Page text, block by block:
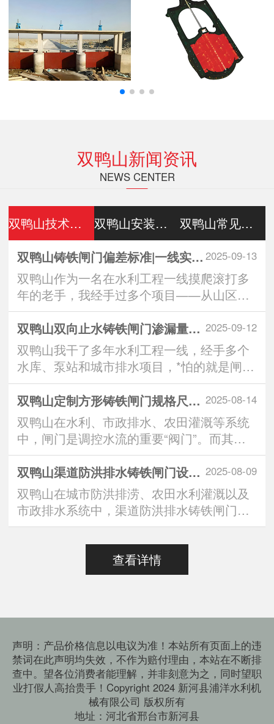
双鸭山新闻资讯
NEWS CENTER
双鸭山技术参数 双鸭山安装维护 双鸭山常见问答
2025-09-13
双鸭山铸铁闸门偏差标准|一线实操全解析：从生产到安装的3大重要控制点
双鸭山作为一名在水利工程一线摸爬滚打多
年的老手，我经手过多个项目——从山区小
水库到城市排水···
2025-09-12
双鸭山双向止水铸铁闸门渗漏量标准｜实操派*看的“零漏”硬核指南
双鸭山我干了多年水利工程一线，经手多个
水库、泵站和城市排水项目，*怕的就是闸门
一关，水从缝···
2025-08-14
双鸭山定制方形铸铁闸门规格尺寸：匹配工程需求的智慧之选
双鸭山在水利、市政排水、农田灌溉等系统
中，闸门是调控水流的重要“阀门”。而其
中，“定制方形铸铁闸···
2025-08-09
双鸭山渠道防洪排水铸铁闸门设计标准：安全与效能的双重有助于维持
双鸭山在城市防洪排涝、农田水利灌溉以及
市政排水系统中，渠道防洪排水铸铁闸门扮
演着“水路守门人”的···
查看详情
声明：产品价格信息以电议为准！本站所有页面上的违
禁词在此声明均失效，不作为赔付理由，本站在不断排
查中。望各位消费者能理解，并非刻意为之，同时望职
业打假人高抬贵手！Copyright 2024 新河县浦洋水利机
械有限公司 版权所有
地址：河北省邢台市新河县